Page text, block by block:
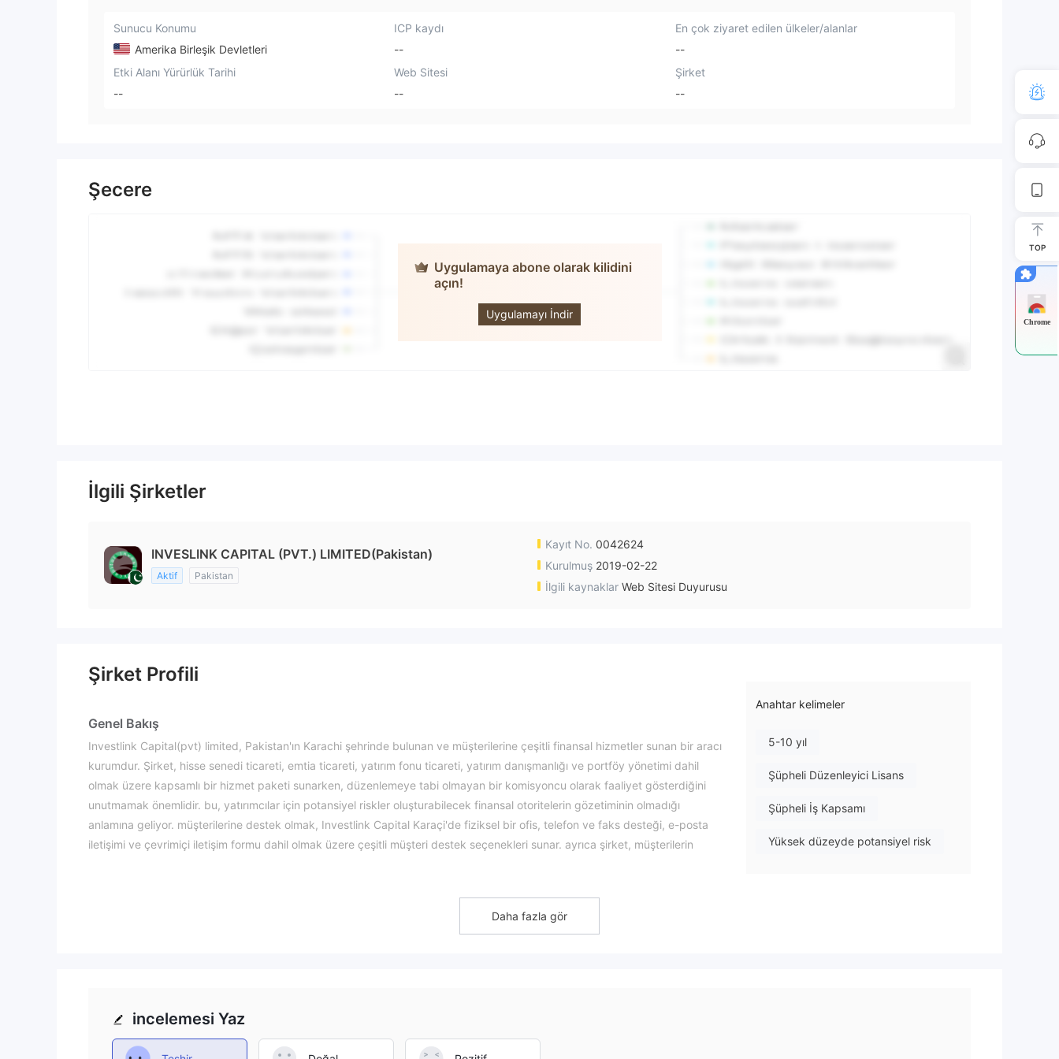
Sunucu Konumu
Amerika Birleşik Devletleri
ICP kaydı
--
En çok ziyaret edilen ülkeler/alanlar
--
Etki Alanı Yürürlük Tarihi
--
Web Sitesi
--
Şirket
--
Şecere
Uygulamaya abone olarak kilidini
açın!
Uygulamayı İndir
Capital
İlgili Şirketler
INVESLINK CAPITAL (PVT.) LIMITED(Pakistan)
Aktif Pakistan
Kayıt No. 0042624
Kurulmuş 2019-02-22
İlgili kaynaklar Web Sitesi Duyurusu
Şirket Profili
Genel Bakış
Investlink Capital(pvt) limited, Pakistan'ın Karachi şehrinde bulunan ve müşterilerine çeşitli finansal hizmetler sunan bir aracı
kurumdur. Şirket, hisse senedi ticareti, emtia ticareti, yatırım fonu ticareti, yatırım danışmanlığı ve portföy yönetimi dahil
olmak üzere kapsamlı bir hizmet paketi sunarken, düzenlemeye tabi olmayan bir komisyoncu olarak faaliyet gösterdiğini
unutmamak önemlidir. bu, yatırımcılar için potansiyel riskler oluşturabilecek finansal otoritelerin gözetiminin olmadığı
anlamına geliyor. müşterilerine destek olmak, Investlink Capital Karaçi'de fiziksel bir ofis, telefon ve faks desteği, e-posta
iletişimi ve çevrimiçi iletişim formu dahil olmak üzere çeşitli müşteri destek seçenekleri sunar. ayrıca şirket, müşterilerin
komisyonu (sec) veya finans sektörü düzenleyici otoritesi (finra) gibi finansal otoriteler tarafından uygulanan gözetim ve
düzenlemelere uymadığı anlamına gelir. Bu düzenleme eksikliği, anlaşmazlıklar veya mali yanlış uygulamalar durumunda
Anahtar kelimeler
5-10 yıl
Şüpheli Düzenleyici Lisans
Şüpheli İş Kapsamı
Yüksek düzeyde potansiyel risk
Daha fazla gör
incelemesi Yaz
TOP
Chrome